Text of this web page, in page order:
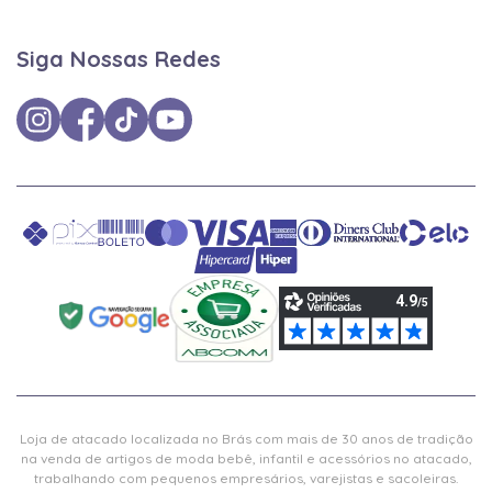
Siga Nossas Redes
Loja de atacado localizada no Brás com mais de 30 anos de tradição
na venda de artigos de moda bebê, infantil e acessórios no atacado,
trabalhando com pequenos empresários, varejistas e sacoleiras.